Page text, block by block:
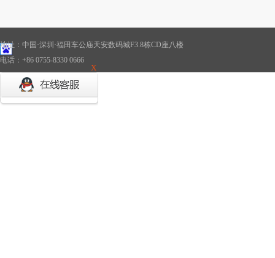
地址：中国·深圳·福田车公庙天安数码城F3.8栋CD座八楼
电话：+86 0755-8330 0666
X